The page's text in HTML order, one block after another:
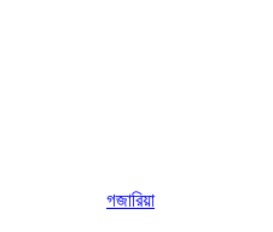
গজারিয়া